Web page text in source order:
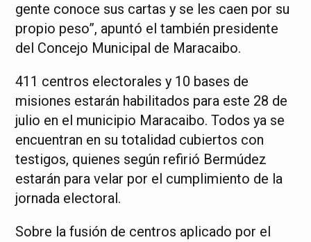
gente conoce sus cartas y se les caen por su
propio peso”, apuntó el también presidente
del Concejo Municipal de Maracaibo.
411 centros electorales y 10 bases de
misiones estarán habilitados para este 28 de
julio en el municipio Maracaibo. Todos ya se
encuentran en su totalidad cubiertos con
testigos, quienes según refirió Bermúdez
estarán para velar por el cumplimiento de la
jornada electoral.
Sobre la fusión de centros aplicado por el